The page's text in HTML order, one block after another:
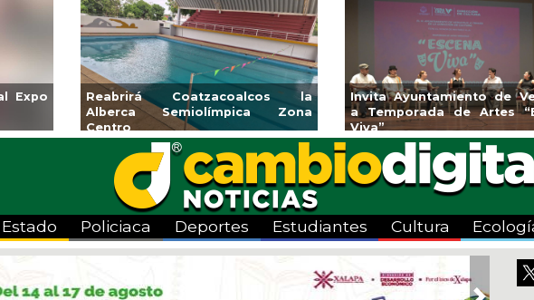
Aplicará CMAS el Programa de
Tandeo durante agosto
Guarniciones y banquetas para la
colonia El Mango en Pánuco
Estado Policiaca Deportes Estudiantes Cultura